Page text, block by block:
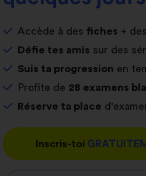
Accède à des fiches + des
Défie tes amis sur des
Suis ta progression en
Profite de 28 examens
Réserve ta place
Inscris-toi